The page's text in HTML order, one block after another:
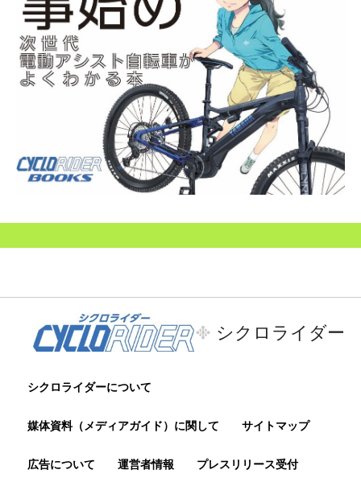
シクロライダー
シクロライダーについて
媒体資料（メディアガイド）に関して サイトマップ
広告について 運営者情報 プレスリリース受付